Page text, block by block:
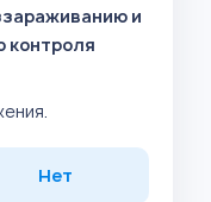
и
контроля
Нет